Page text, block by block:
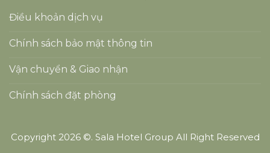
Điều khoản dịch vụ
Chính sách bảo mật thông tin
Vận chuyển & Giao nhận
Chính sách đặt phòng
Copyright 2026 ©. Sala Hotel Group All Right Reserved